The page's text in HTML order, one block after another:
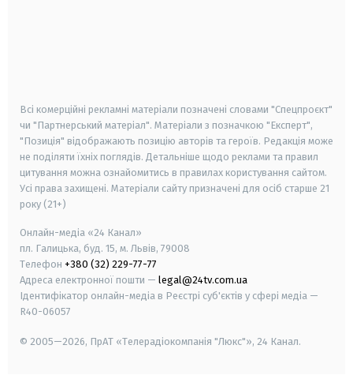
Всі комерційні рекламні матеріали позначені словами "Спецпроєкт"
чи "Партнерський матеріал". Матеріали з позначкою "Експерт",
"Позиція" відображають позицію авторів та героїв. Редакція може
не поділяти їхніх поглядів. Детальніше щодо реклами та правил
цитування можна ознайомитись в правилах користування сайтом.
Усі права захищені. Матеріали сайту призначені для осіб старше 21
року (21+)
Онлайн-медіа «24 Канал»
пл. Галицька, буд. 15, м. Львів, 79008
Телефон +380 (32) 229-77-77
Адреса електронної пошти — legal@24tv.com.ua
Ідентифікатор онлайн-медіа в Реєстрі суб'єктів у сфері медіа —
R40-06057
© 2005—2026, ПрАТ «Телерадіокомпанія "Люкс"», 24 Канал.